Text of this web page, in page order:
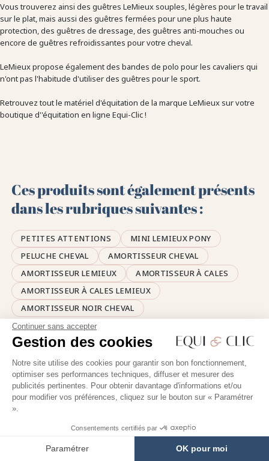
Continuer sans accepter
Gestion des cookies
Notre site utilise des cookies pour garantir son bon fonctionnement,
optimiser ses performances techniques, diffuser et mesurer des
publicités pertinentes. Pour obtenir davantage d'informations et/ou
pour modifier vos préférences, cliquez sur le bouton sur « Paramétrer
».
Consentements certifiés par
Paramétrer OK pour moi
Vous trouverez ainsi des guêtres LeMieux souples, légères pour le travail
sur le plat, mais aussi des guêtres fermées pour une plus haute
protection, des guêtres de dressage, des guêtres anti-mouches ou
encore de guêtres refroidissantes pour votre cheval.
LeMieux propose également des bandes de polo pour les cavaliers qui
n'ont pas l'habitude d'utiliser des guêtres pour le sport.
Retrouvez tout le matériel d'équitation de la marque LeMieux sur votre
boutique d''équitation en ligne Equi-Clic !
Ces produits sont également présents
dans les rubriques suivantes :
PETITES ATTENTIONS
MINI LEMIEUX PONY
PELUCHE CHEVAL
AMORTISSEUR CHEVAL
AMORTISSEUR LEMIEUX
AMORTISSEUR À CALES
AMORTISSEUR À CALES LEMIEUX
AMORTISSEUR NOIR CHEVAL
🤎
d’équitation à votre écoute